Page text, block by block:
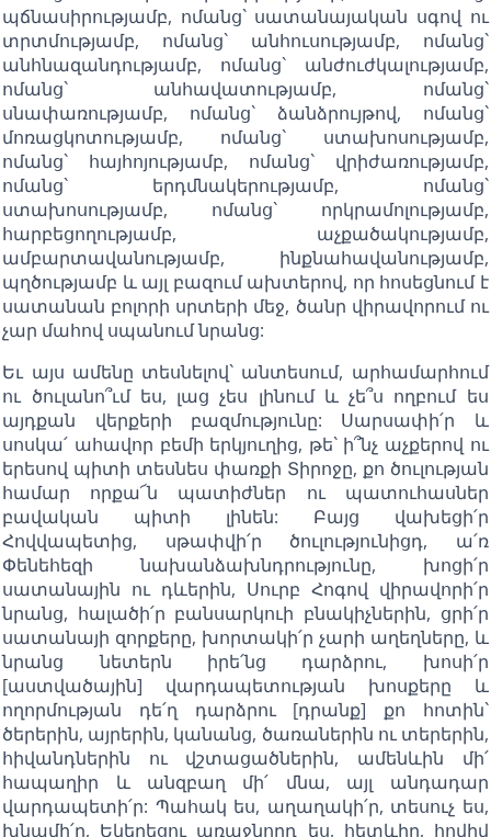
պճնասիրությամբ, ոմանց` սատանայական սգով ու
տրտմությամբ, ոմանց` անհուսությամբ, ոմանց`
անհնազանդությամբ, ոմանց` անժուժկալությամբ,
ոմանց` անհավատությամբ, ոմանց`
սնափառությամբ, ոմանց` ձանձրույթով, ոմանց`
մոռացկոտությամբ, ոմանց` ստախոսությամբ,
ոմանց` հայհոյությամբ, ոմանց` վրիժառությամբ,
ոմանց` երդմնակերությամբ, ոմանց`
ստախոսությամբ, ոմանց` որկրամոլությամբ,
հարբեցողությամբ, աչքածակությամբ,
ամբարտավանությամբ, ինքնահավանությամբ,
պղծությամբ և այլ բազում ախտերով, որ հոսեցնում է
սատանան բոլորի սրտերի մեջ, ծանր վիրավորում ու
չար մահով սպանում նրանց:
Եւ այս ամենը տեսնելով` անտեսում, արհամարհում
ու ծուլանո՞ւմ ես, լաց չես լինում և չե՞ս ողբում ես
այդքան վերքերի բազմությունը: Սարսափի՛ր և
սոսկա՛ ահավոր բեմի երկյուղից, թե` ի՞նչ աչքերով ու
երեսով պիտի տեսնես փառքի Տիրոջը, քո ծուլության
համար որքա՜ն պատիժներ ու պատուհասներ
բավական պիտի լինեն: Բայց վախեցի՛ր
Հովվապետից, սթափվի՛ր ծուլությունիցդ, ա՛ռ
Փենեհեզի նախանձախնդրությունը, խոցի՛ր
սատանային ու դևերին, Սուրբ Հոգով վիրավորի՛ր
նրանց, հալածի՛ր բանսարկուի բնակիչներին, ցրի՛ր
սատանայի զորքերը, խորտակի՛ր չարի աղեղները, և
նրանց նետերն իրե՛նց դարձրու, խոսի՛ր
[աստվածային] վարդապետության խոսքերը և
ողորմության դե՛ղ դարձրու [դրանք] քո հոտին`
ծերերին, այրերին, կանանց, ծառաներին ու տերերին,
հիվանդներին ու վշտացածներին, ամենևին մի՛
հապաղիր և անզբաղ մի՛ մնա, այլ անդադար
վարդապետի՛ր: Պահակ ես, աղաղակի՛ր, տեսուչ ես,
խնամի՛ր, Եկեղեցու առաջնորդ ես, հետևիր, հովիվ